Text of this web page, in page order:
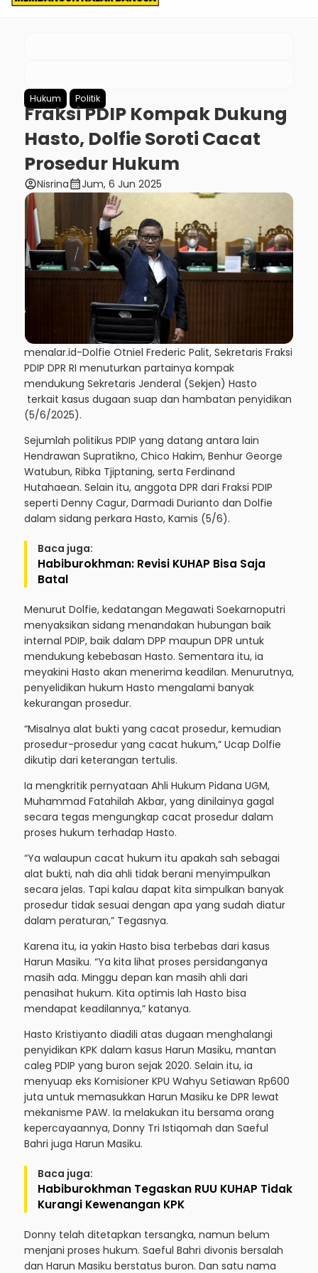
Hukum Politik
Fraksi PDIP Kompak Dukung
Hasto, Dolfie Soroti Cacat
Prosedur Hukum
account_circleNisrinacalendar_monthJum, 6 Jun 2025
menalar.id-Dolfie Otniel Frederic Palit, Sekretaris Fraksi
PDIP DPR RI menuturkan partainya kompak
mendukung Sekretaris Jenderal (Sekjen) Hasto
terkait kasus dugaan suap dan hambatan penyidikan
(5/6/2025).
Sejumlah politikus PDIP yang datang antara lain
Hendrawan Supratikno, Chico Hakim, Benhur George
Watubun, Ribka Tjiptaning, serta Ferdinand
Hutahaean. Selain itu, anggota DPR dari Fraksi PDIP
seperti Denny Cagur, Darmadi Durianto dan Dolfie
dalam sidang perkara Hasto, Kamis (5/6).
Baca juga:
Habiburokhman: Revisi KUHAP Bisa Saja
Batal
Menurut Dolfie, kedatangan Megawati Soekarnoputri
menyaksikan sidang menandakan hubungan baik
internal PDIP, baik dalam DPP maupun DPR untuk
mendukung kebebasan Hasto. Sementara itu, ia
meyakini Hasto akan menerima keadilan. Menurutnya,
penyelidikan hukum Hasto mengalami banyak
kekurangan prosedur.
“Misalnya alat bukti yang cacat prosedur, kemudian
prosedur-prosedur yang cacat hukum,” Ucap Dolfie
dikutip dari keterangan tertulis.
Ia mengkritik pernyataan Ahli Hukum Pidana UGM,
Muhammad Fatahilah Akbar, yang dinilainya gagal
secara tegas mengungkap cacat prosedur dalam
proses hukum terhadap Hasto.
“Ya walaupun cacat hukum itu apakah sah sebagai
alat bukti, nah dia ahli tidak berani menyimpulkan
secara jelas. Tapi kalau dapat kita simpulkan banyak
prosedur tidak sesuai dengan apa yang sudah diatur
dalam peraturan,” Tegasnya.
Karena itu, ia yakin Hasto bisa terbebas dari kasus
Harun Masiku. “Ya kita lihat proses persidanganya
masih ada. Minggu depan kan masih ahli dari
penasihat hukum. Kita optimis lah Hasto bisa
mendapat keadilannya,” katanya.
Hasto Kristiyanto diadili atas dugaan menghalangi
penyidikan KPK dalam kasus Harun Masiku, mantan
caleg PDIP yang buron sejak 2020. Selain itu, ia
menyuap eks Komisioner KPU Wahyu Setiawan Rp600
juta untuk memasukkan Harun Masiku ke DPR lewat
mekanisme PAW. Ia melakukan itu bersama orang
kepercayaannya, Donny Tri Istiqomah dan Saeful
Bahri juga Harun Masiku.
Baca juga:
Habiburokhman Tegaskan RUU KUHAP Tidak
Kurangi Kewenangan KPK
Donny telah ditetapkan tersangka, namun belum
menjani proses hukum. Saeful Bahri divonis bersalah
dan Harun Masiku berstatus buron. Dan satu nama